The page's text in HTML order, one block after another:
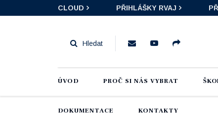
CLOUD PŘIHLÁŠKY RVAJ
ÚVOD PROČ SI NÁS VYBRAT
DOKUMENTACE KONTAKTY